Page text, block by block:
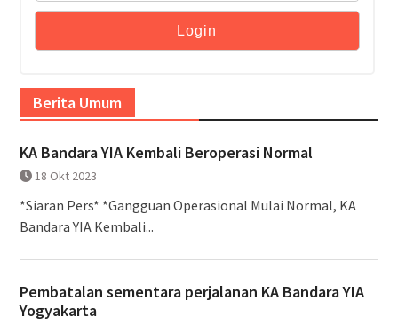
Berita Umum
KA Bandara YIA Kembali Beroperasi Normal
18 Okt 2023
*Siaran Pers* *Gangguan Operasional Mulai Normal, KA
Bandara YIA Kembali...
Pembatalan sementara perjalanan KA Bandara YIA
Yogyakarta